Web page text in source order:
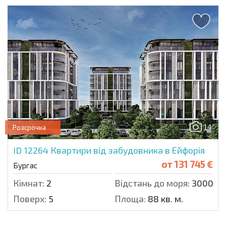
14
Розсрочка
ID 12264 Квартири від забудовника в Ейфорія
Бургас от131 745 €
Кімнат: 2 Відстань до моря: 3000 м.
Поверх: 5 Площа: 88 кв. м.